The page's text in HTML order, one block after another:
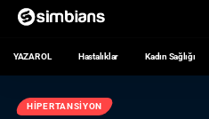
YAZAR OL Hastalıklar Kadın Sağlığı
HIPERTANSIYON